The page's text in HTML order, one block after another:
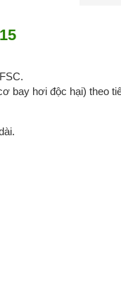
bay hơi độc hại) theo